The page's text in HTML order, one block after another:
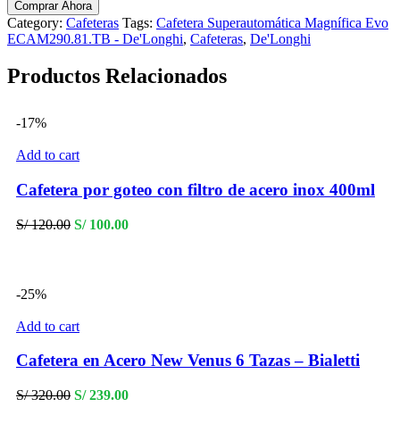
Evo
ECAM290.81.TB
-
quantity
Comprar Ahora
Category: Cafeteras Tags: Cafetera Superautomática Magnífica Evo
ECAM290.81.TB - De'Longhi, Cafeteras, De'Longhi
Productos Relacionados
-17%
Add to cart
Cafetera por goteo con filtro de acero inox 400ml
S/120.00 Original
S/100.00Current
-25%
Add to cart
Cafetera en Acero New Venus 6 Tazas – Bialetti
S/320.00 Original
S/239.00Current